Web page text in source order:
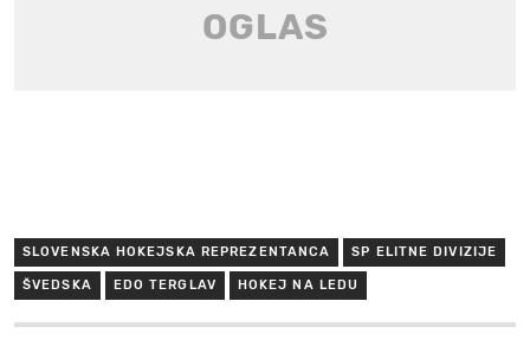
SLOVENSKA HOKEJSKA REPREZENTANCA SP ELITNE DIVIZIJE
ŠVEDSKA EDO TERGLAV HOKEJ NA LEDU